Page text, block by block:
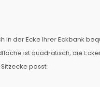
in der Ecke Ihrer Eckbank
ist quadratisch, die
passt.